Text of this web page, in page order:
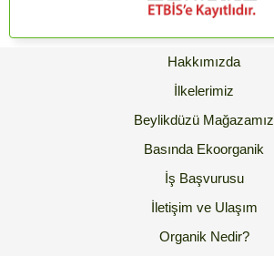
Hakkımızda
İlkelerimiz
Beylikdüzü Mağazamız
Basında Ekoorganik
İş Başvurusu
İletişim ve Ulaşım
Organik Nedir?